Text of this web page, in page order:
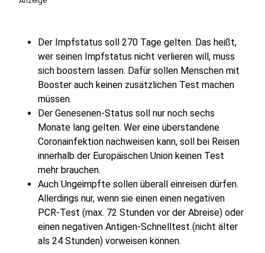
Der Impfstatus soll 270 Tage gelten. Das heißt,
wer seinen Impfstatus nicht verlieren will, muss
sich boostern lassen. Dafür sollen Menschen mit
Booster auch keinen zusätzlichen Test machen
müssen.
Der Genesenen-Status soll nur noch sechs
Monate lang gelten. Wer eine überstandene
Coronainfektion nachweisen kann, soll bei Reisen
innerhalb der Europäischen Union keinen Test
mehr brauchen.
Auch Ungeimpfte sollen überall einreisen dürfen.
Allerdings nur, wenn sie einen einen negativen
PCR-Test (max. 72 Stunden vor der Abreise) oder
einen negativen Antigen-Schnelltest (nicht älter
als 24 Stunden) vorweisen können.